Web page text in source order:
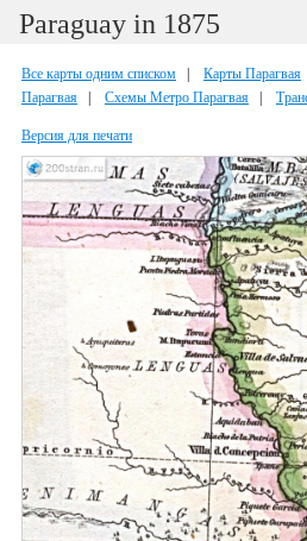
Paraguay in 1875
Все карты одним списком Карты Парагвая
Парагвая
Схемы Метро Парагвая
Версия для печати